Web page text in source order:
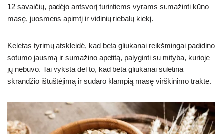
12 savaičių, padėjo antsvorį turintiems vyrams sumažinti kūno
masę, juosmens apimtį ir vidinių riebalų kiekį.
Keletas tyrimų atskleidė, kad beta gliukanai reikšmingai padidino
sotumo jausmą ir sumažino apetitą, palyginti su mityba, kurioje
jų nebuvo. Tai vyksta dėl to, kad beta gliukanai sulėtina
skrandžio ištuštėjimą ir sudaro klampią masę virškinimo trakte.